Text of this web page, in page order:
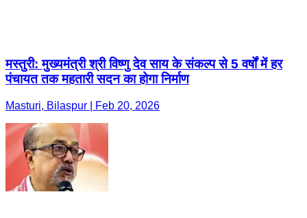
मस्तुरी: मुख्यमंत्री श्री विष्णु देव साय के संकल्प से 5 वर्षों में हर
पंचायत तक महतारी सदन का होगा निर्माण
Masturi, Bilaspur | Feb 20, 2026